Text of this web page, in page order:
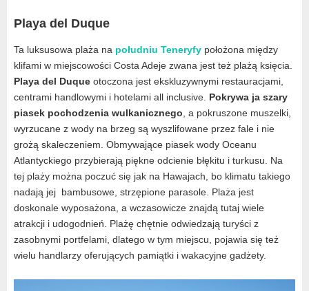
Playa del Duque
Ta luksusowa plaża na południu Teneryfy położona między
klifami w miejscowości Costa Adeje zwana jest też plażą księcia.
Playa del Duque otoczona jest ekskluzywnymi restauracjami,
centrami handlowymi i hotelami all inclusive. Pokrywa ja szary
piasek pochodzenia wulkanicznego , a pokruszone muszelki,
wyrzucane z wody na brzeg są wyszlifowane przez fale i nie
grożą skaleczeniem. Obmywające piasek wody Oceanu
Atlantyckiego przybierają piękne odcienie błękitu i turkusu. Na
tej plaży można poczuć się jak na Hawajach, bo klimatu takiego
nadają jej bambusowe, strzępione parasole. Plaża jest
doskonale wyposażona, a wczasowicze znajdą tutaj wiele
atrakcji i udogodnień. Plażę chętnie odwiedzają turyści z
zasobnymi portfelami, dlatego w tym miejscu, pojawia się też
wielu handlarzy oferujących pamiątki i wakacyjne gadżety.